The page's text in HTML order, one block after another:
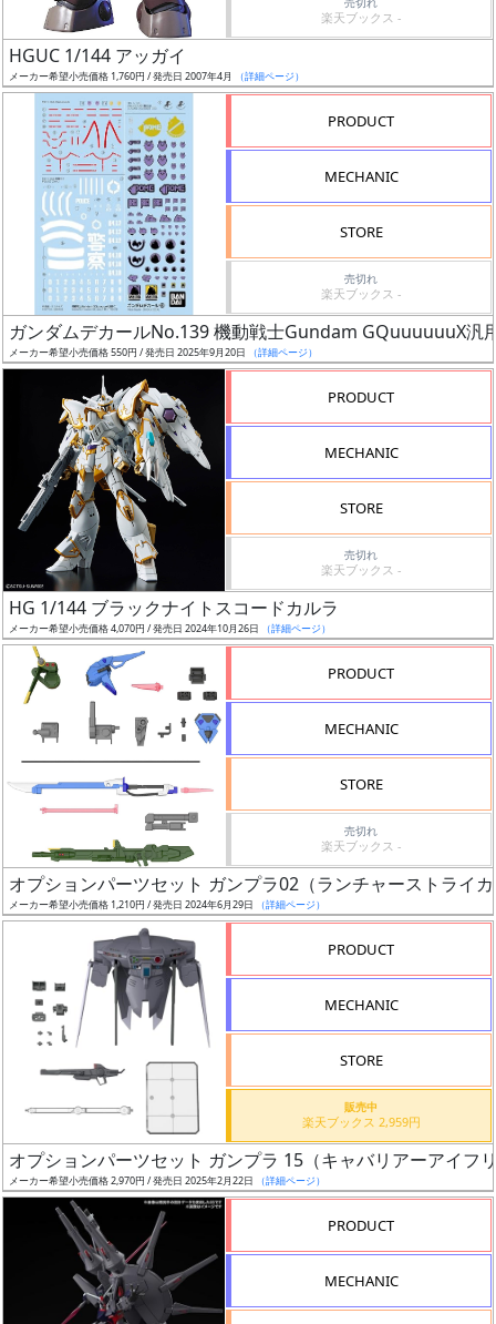
発
売
Web
プッ
シュ
通知
対象
ャ
ラ
リ
価
格
定
予
定
期
再
引
楽天ブックス -
HGUC 1/144 アッガイ
メーカー希望小売価格 1,760円 / 発売日 2007年4月 （詳細ページ）
PRODUCT
MECHANIC
STORE
売切れ
楽天ブックス -
ガンダムデカールNo.139 機動戦士Gundam GQuuuuuuX汎
メーカー希望小売価格 550円 / 発売日 2025年9月20日 （詳細ページ）
PRODUCT
MECHANIC
STORE
売切れ
楽天ブックス -
HG 1/144 ブラックナイトスコードカルラ
メーカー希望小売価格 4,070円 / 発売日 2024年10月26日 （詳細ページ）
PRODUCT
MECHANIC
STORE
売切れ
楽天ブックス -
オプションパーツセット ガンプラ02（ランチャーストライ
メーカー希望小売価格 1,210円 / 発売日 2024年6月29日 （詳細ページ）
PRODUCT
MECHANIC
STORE
販売中
楽天ブックス 2,959円
オプションパーツセット ガンプラ 15（キャバリアーアイフ
メーカー希望小売価格 2,970円 / 発売日 2025年2月22日 （詳細ページ）
PRODUCT
MECHANIC